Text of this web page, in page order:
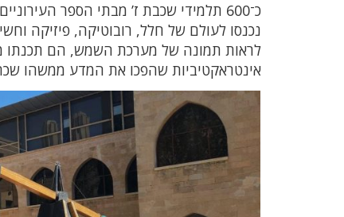
כ־600 תלמידי שכבת ז’ מבתי הספר
נכנסו לעולם של חלל, רובוטיקה, פיזיקה
לראות תמונה של מערכת השמש, הם תכנתו
אינטראקטיביות שהפכו את המדע ממשהו